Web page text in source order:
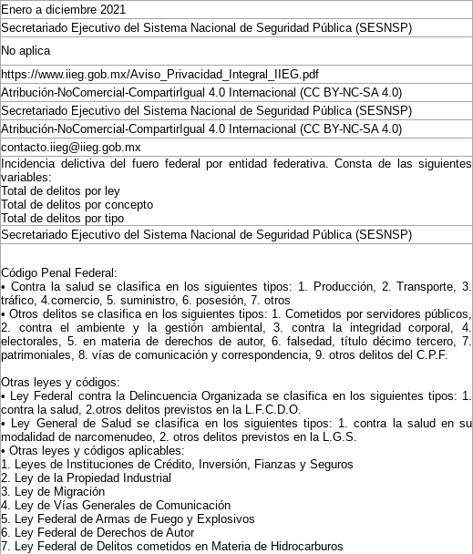
Enero a diciembre 2021
Secretariado Ejecutivo del Sistema Nacional de Seguridad Pública (SESNSP)
No aplica
https://www.iieg.gob.mx/Aviso_Privacidad_Integral_IIEG.pdf
Atribución-NoComercial-CompartirIgual 4.0 Internacional (CC BY-NC-SA 4.0)
Secretariado Ejecutivo del Sistema Nacional de Seguridad Pública (SESNSP)
Atribución-NoComercial-CompartirIgual 4.0 Internacional (CC BY-NC-SA 4.0)
contacto.iieg@iieg.gob.mx
Incidencia delictiva del fuero federal por entidad federativa. Consta de las siguientes
variables:
Total de delitos por ley
Total de delitos por concepto
Total de delitos por tipo
Secretariado Ejecutivo del Sistema Nacional de Seguridad Pública (SESNSP)
Código Penal Federal:
• Contra la salud se clasifica en los siguientes tipos: 1. Producción, 2. Transporte, 3.
tráfico, 4.comercio, 5. suministro, 6. posesión, 7. otros
• Otros delitos se clasifica en los siguientes tipos: 1. Cometidos por servidores públicos,
2. contra el ambiente y la gestión ambiental, 3. contra la integridad corporal, 4.
electorales, 5. en materia de derechos de autor, 6. falsedad, título décimo tercero, 7.
patrimoniales, 8. vías de comunicación y correspondencia, 9. otros delitos del C.P.F.
Otras leyes y códigos:
• Ley Federal contra la Delincuencia Organizada se clasifica en los siguientes tipos: 1.
contra la salud, 2.otros delitos previstos en la L.F.C.D.O.
• Ley General de Salud se clasifica en los siguientes tipos: 1. contra la salud en su
modalidad de narcomenudeo, 2. otros delitos previstos en la L.G.S.
• Otras leyes y códigos aplicables:
1. Leyes de Instituciones de Crédito, Inversión, Fianzas y Seguros
2. Ley de la Propiedad Industrial
3. Ley de Migración
4. Ley de Vías Generales de Comunicación
5. Ley Federal de Armas de Fuego y Explosivos
6. Ley Federal de Derechos de Autor
7. Ley Federal de Delitos cometidos en Materia de Hidrocarburos